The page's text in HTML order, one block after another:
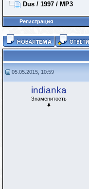
Dus / 1997 / MP3
Регистрация
05.05.2015, 10:59
indianka
Знаменитость